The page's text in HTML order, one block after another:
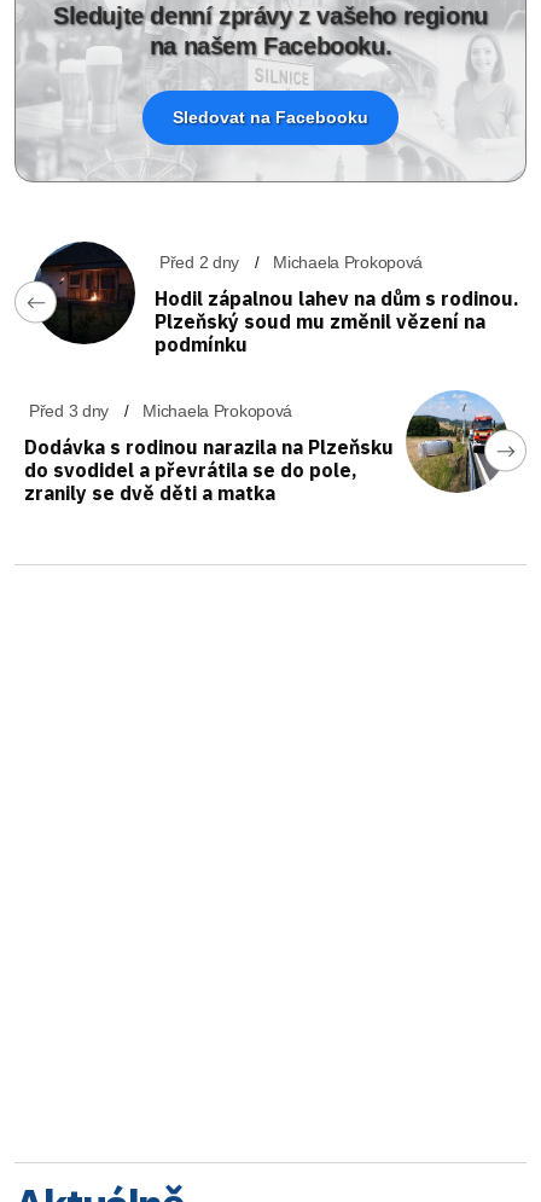
Sledujte denní zprávy z vašeho regionu
na našem Facebooku.
Sledovat na Facebooku
Před 2 dny Michaela Prokopová
Hodil zápalnou lahev na dům s rodinou.
Plzeňský soud mu změnil vězení na
podmínku
Před 3 dny Michaela Prokopová
Dodávka s rodinou narazila na Plzeňsku
do svodidel a převrátila se do pole,
zranily se dvě děti a matka